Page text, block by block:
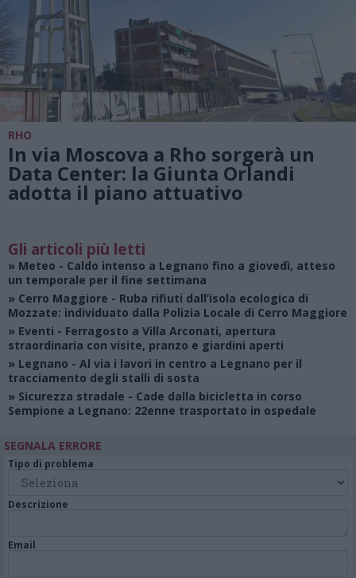
RHO
In via Moscova a Rho sorgerà un
Data Center: la Giunta Orlandi
adotta il piano attuativo
Gli articoli più letti
» Meteo - Caldo intenso a Legnano fino a giovedì, atteso
un temporale per il fine settimana
» Cerro Maggiore - Ruba rifiuti dall’isola ecologica di
Mozzate: individuato dalla Polizia Locale di Cerro Maggiore
» Eventi - Ferragosto a Villa Arconati, apertura
straordinaria con visite, pranzo e giardini aperti
» Legnano - Al via i lavori in centro a Legnano per il
tracciamento degli stalli di sosta
» Sicurezza stradale - Cade dalla bicicletta in corso
Sempione a Legnano: 22enne trasportato in ospedale
SEGNALA ERRORE
Tipo di problema
Descrizione
Email